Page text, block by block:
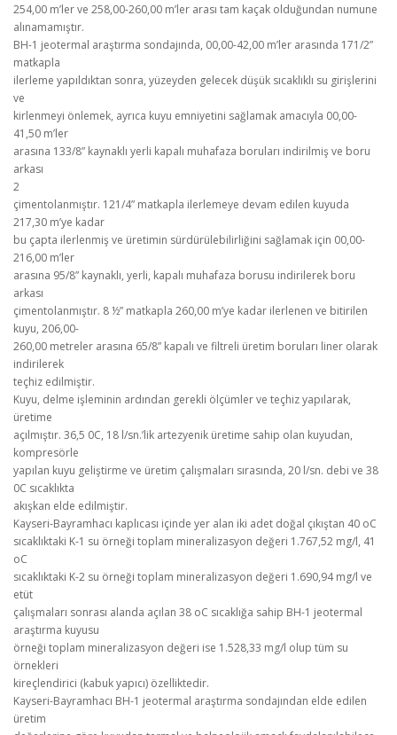
254,00 m’ler ve 258,00-260,00 m’ler arası tam kaçak olduğundan numune
alınamamıştır.
BH-1 jeotermal araştırma sondajında, 00,00-42,00 m’ler arasında 171/2”
matkapla
ilerleme yapıldıktan sonra, yüzeyden gelecek düşük sıcaklıklı su girişlerini
ve
kirlenmeyi önlemek, ayrıca kuyu emniyetini sağlamak amacıyla 00,00-
41,50 m’ler
arasına 133/8” kaynaklı yerli kapalı muhafaza boruları indirilmiş ve boru
arkası
2
çimentolanmıştır. 121/4” matkapla ilerlemeye devam edilen kuyuda
217,30 m’ye kadar
bu çapta ilerlenmiş ve üretimin sürdürülebilirliğini sağlamak için 00,00-
216,00 m’ler
arasına 95/8” kaynaklı, yerli, kapalı muhafaza borusu indirilerek boru
arkası
çimentolanmıştır. 8 ½” matkapla 260,00 m’ye kadar ilerlenen ve bitirilen
kuyu, 206,00-
260,00 metreler arasına 65/8” kapalı ve filtreli üretim boruları liner olarak
indirilerek
teçhiz edilmiştir.
Kuyu, delme işleminin ardından gerekli ölçümler ve teçhiz yapılarak,
üretime
açılmıştır. 36,5 0C, 18 l/sn.’lik artezyenik üretime sahip olan kuyudan,
kompresörle
yapılan kuyu geliştirme ve üretim çalışmaları sırasında, 20 l/sn. debi ve 38
0C sıcaklıkta
akışkan elde edilmiştir.
Kayseri-Bayramhacı kaplıcası içinde yer alan iki adet doğal çıkıştan 40 oC
sıcaklıktaki K-1 su örneği toplam mineralizasyon değeri 1.767,52 mg/l, 41
oC
sıcaklıktaki K-2 su örneği toplam mineralizasyon değeri 1.690,94 mg/l ve
etüt
çalışmaları sonrası alanda açılan 38 oC sıcaklığa sahip BH-1 jeotermal
araştırma kuyusu
örneği toplam mineralizasyon değeri ise 1.528,33 mg/l olup tüm su
örnekleri
kireçlendirici (kabuk yapıcı) özelliktedir.
Kayseri-Bayramhacı BH-1 jeotermal araştırma sondajından elde edilen
üretim